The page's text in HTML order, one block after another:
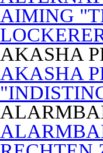
AIMING
AKASHA
AKASHA